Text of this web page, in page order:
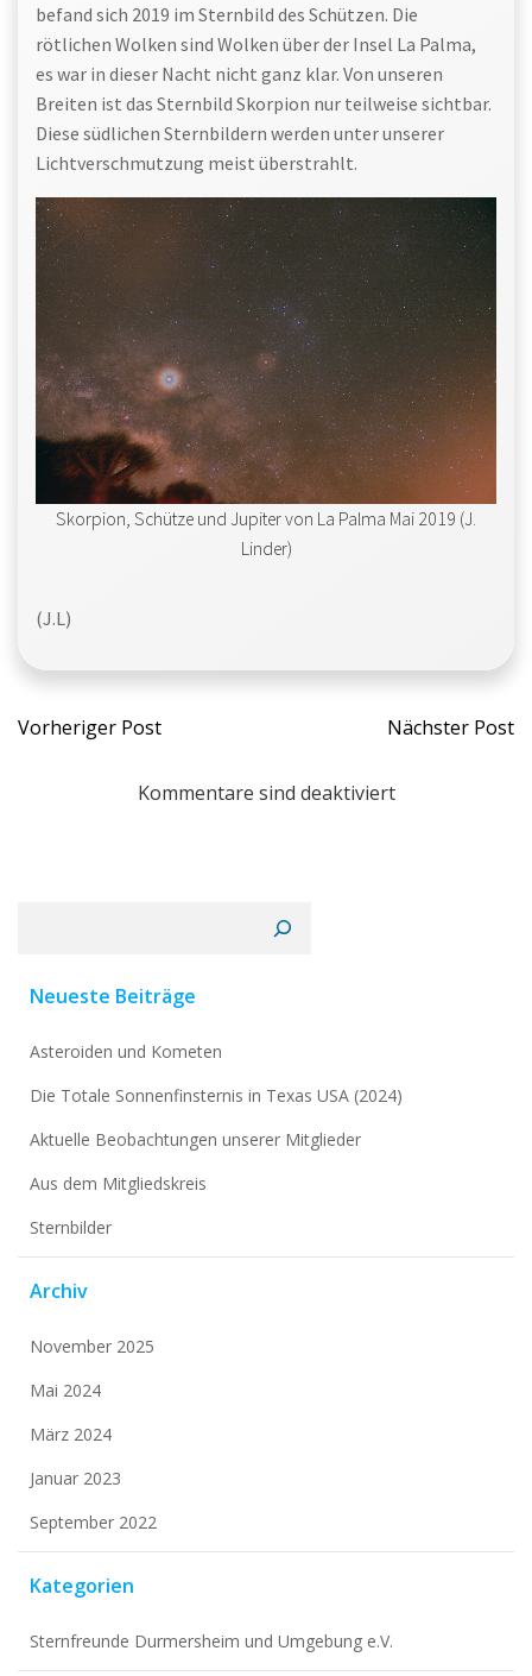
befand sich 2019 im Sternbild des Schützen. Die
rötlichen Wolken sind Wolken über der Insel La Palma,
es war in dieser Nacht nicht ganz klar. Von unseren
Breiten ist das Sternbild Skorpion nur teilweise sichtbar.
Diese südlichen Sternbildern werden unter unserer
Lichtverschmutzung meist überstrahlt.
Skorpion, Schütze und Jupiter von La Palma Mai 2019 (J.
Linder)
(J.L)
Beitragsnavigation
Vorheriger Post Nächster Post
Kommentare sind deaktiviert
Neueste Beiträge
Asteroiden und Kometen
Die Totale Sonnenfinsternis in Texas USA (2024)
Aktuelle Beobachtungen unserer Mitglieder
Aus dem Mitgliedskreis
Sternbilder
Archiv
November 2025
Mai 2024
März 2024
Januar 2023
September 2022
Kategorien
Sternfreunde Durmersheim und Umgebung e.V.